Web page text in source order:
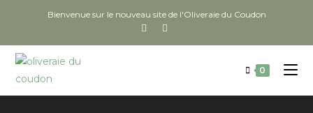
Bienvenue sur le nouveau site de l'Oliveraie du Coudon
0